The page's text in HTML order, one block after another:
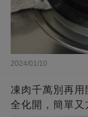
2024/01/10
凍肉千萬別再
全化開，簡單又